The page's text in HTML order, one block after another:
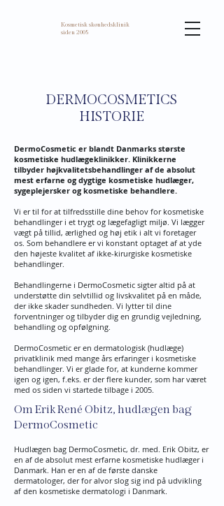
Kosmetisk skønhedsklinik
siden 2005
DERMOCOSMETICS
HISTORIE
DermoCosmetic er blandt Danmarks største
kosmetiske hudlægeklinikker. Klinikkerne
tilbyder højkvalitetsbehandlinger af de absolut
mest erfarne og dygtige kosmetiske hudlæger,
sygeplejersker og kosmetiske behandlere.
Vi er til for at tilfredsstille dine behov for kosmetiske
behandlinger i et trygt og lægefagligt miljø. Vi lægger
vægt på tillid, ærlighed og høj etik i alt vi foretager
os. Som behandlere er vi konstant optaget af at yde
den højeste kvalitet af ikke-kirurgiske kosmetiske
behandlinger.
Behandlingerne i DermoCosmetic sigter altid på at
understøtte din selvtillid og livskvalitet på en måde,
der ikke skader sundheden. Vi lytter til dine
forventninger og tilbyder dig en grundig vejledning,
behandling og opfølgning.
DermoCosmetic er en dermatologisk (hudlæge)
privatklinik med mange års erfaringer i kosmetiske
behandlinger. Vi er glade for, at kunderne kommer
igen og igen, f.eks. er der flere kunder, som har været
med os siden vi startede tilbage i 2005.
Om Erik René Obitz, hudlægen bag
DermoCosmetic
Hudlægen bag DermoCosmetic, dr. med. Erik Obitz, er
en af de absolut mest erfarne kosmetiske hudlæger i
Danmark. Han er en af de første danske
dermatologer, der for alvor slog sig ind på udvikling
af den kosmetiske dermatologi i Danmark.